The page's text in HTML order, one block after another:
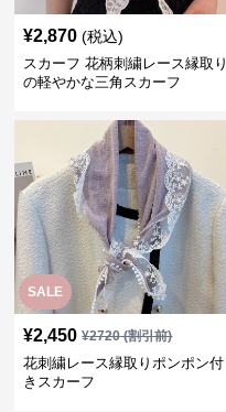
¥2,870 (税込)
スカーフ 花柄刺繍レース縁取り
の軽やかな三角スカーフ
SALE
¥2,450 ¥2720(割引前)
花刺繍レース縁取りポンポン付
きスカーフ